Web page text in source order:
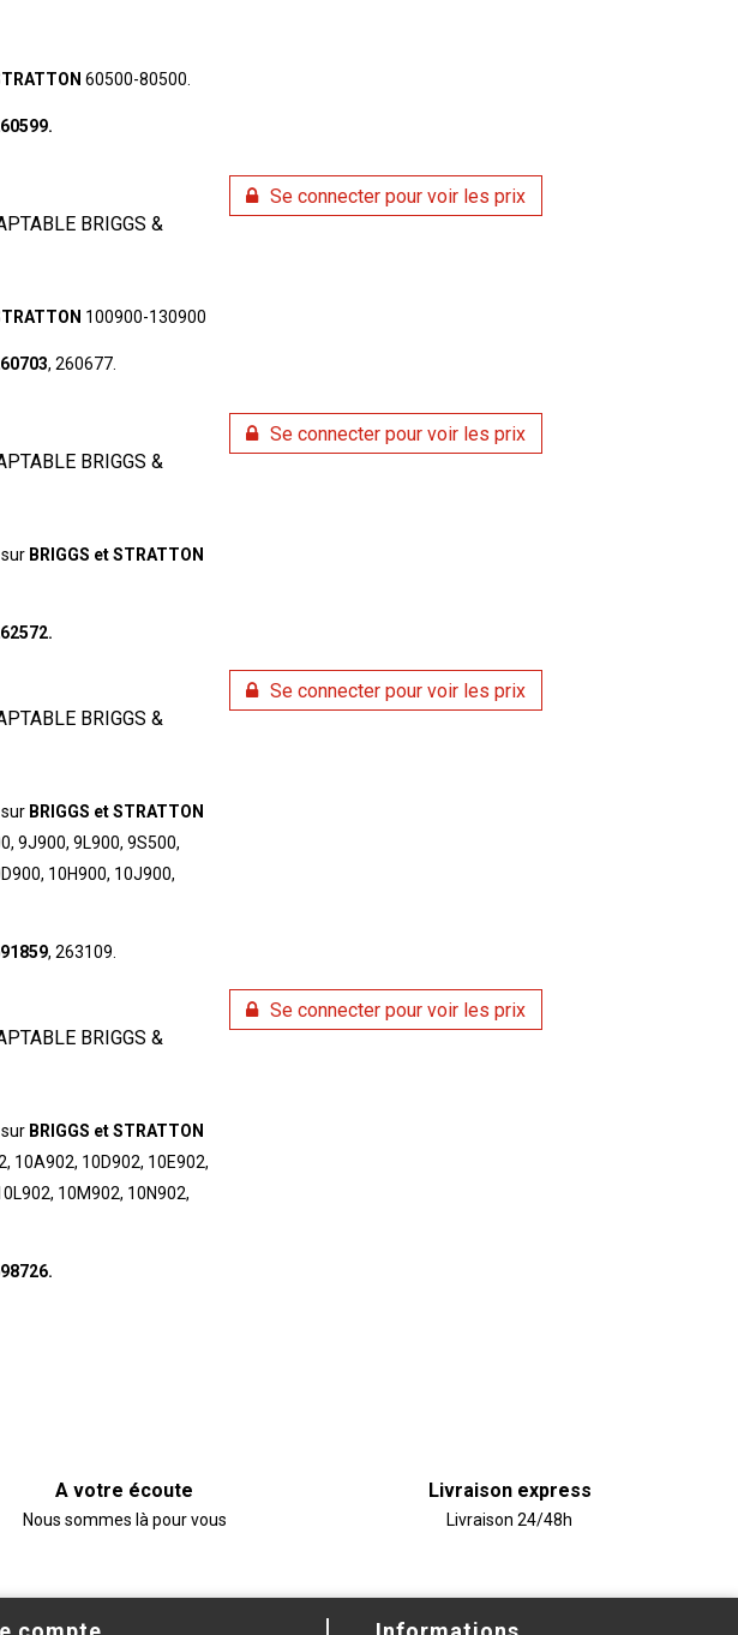
60500-80500.
BRIGGS &
100900-130900
, 260677.
Se connecter pour voir les prix
BRIGGS &
BRIGGS et STRATTON
Se connecter pour voir les prix
BRIGGS &
BRIGGS et STRATTON
9J900, 9L900, 9S500,
10H900, 10J900,
, 263109.
Se connecter pour voir les prix
BRIGGS &
BRIGGS et STRATTON
10A902, 10D902, 10E902,
10M902, 10N902,
Se connecter pour voir les prix
A votre écoute
Nous sommes là pour vous
Livraison express
Livraison 24/48h